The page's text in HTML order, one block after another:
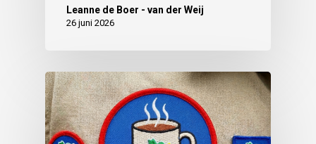
Leanne de Boer - van der Weij
26 juni 2026